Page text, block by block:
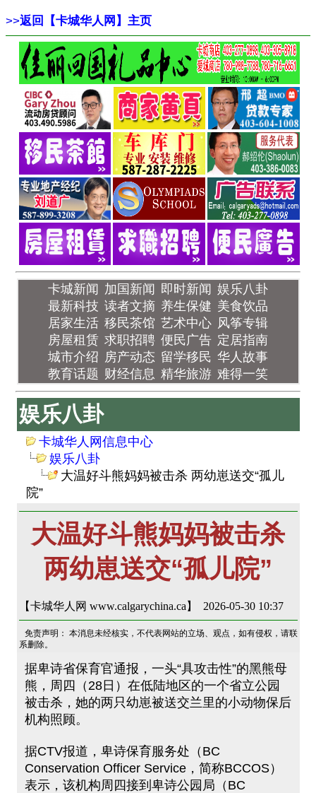
>>返回【卡城华人网】主页
卡城新闻 加国新闻 即时新闻 娱乐八卦
最新科技 读者文摘 养生保健 美食饮品
居家生活 移民茶馆 艺术中心 风筝专辑
房屋租赁 求职招聘 便民广告 定居指南
城市介绍 房产动态 留学移民 华人故事
教育话题 财经信息 精华旅游 难得一笑
娱乐八卦
卡城华人网信息中心
娱乐八卦
大温好斗熊妈妈被击杀 两幼崽送交“孤儿
院”
大温好斗熊妈妈被击杀
两幼崽送交“孤儿院”
【卡城华人网 www.calgarychina.ca】 2026-05-30 10:37
免责声明： 本消息未经核实，不代表网站的立场、观点，如有侵权，请联
系删除。
据卑诗省保育官通报，一头“具攻击性”的黑熊母
熊，周四（28日）在低陆地区的一个省立公园
被击杀，她的两只幼崽被送交兰里的小动物保后
机构照顾。
据CTV报道，卑诗保育服务处（BC
Conservation Officer Service，简称BCCOS）
表示，该机构周四接到卑诗公园局（BC